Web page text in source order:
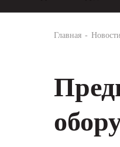
Главная Новости